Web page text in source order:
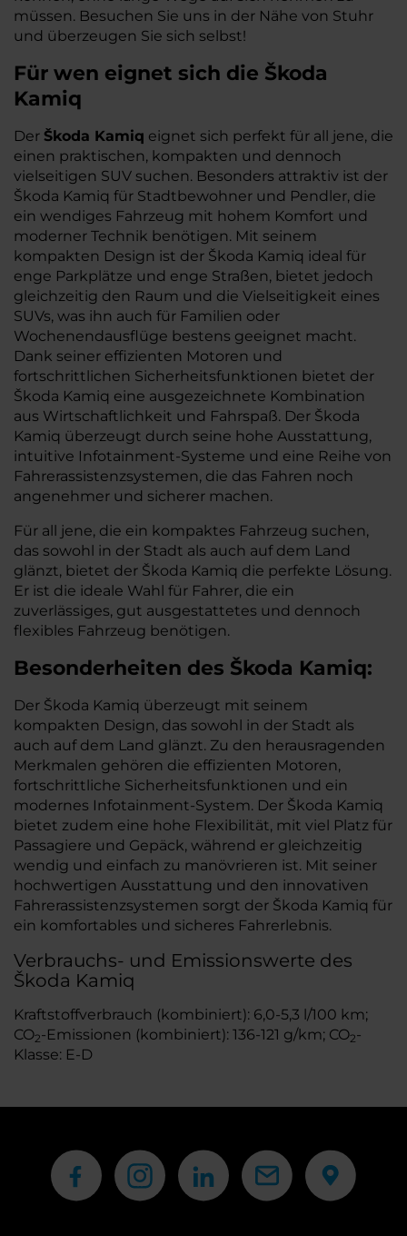
müssen. Besuchen Sie uns in der Nähe von Stuhr
und überzeugen Sie sich selbst!
Für wen eignet sich die Škoda
Kamiq
Der Škoda Kamiq eignet sich perfekt für all jene, die
einen praktischen, kompakten und dennoch
vielseitigen SUV suchen. Besonders attraktiv ist der
Škoda Kamiq für Stadtbewohner und Pendler, die
ein wendiges Fahrzeug mit hohem Komfort und
moderner Technik benötigen. Mit seinem
kompakten Design ist der Škoda Kamiq ideal für
enge Parkplätze und enge Straßen, bietet jedoch
gleichzeitig den Raum und die Vielseitigkeit eines
SUVs, was ihn auch für Familien oder
Wochenendausflüge bestens geeignet macht.
Dank seiner effizienten Motoren und
fortschrittlichen Sicherheitsfunktionen bietet der
Škoda Kamiq eine ausgezeichnete Kombination
aus Wirtschaftlichkeit und Fahrspaß. Der Škoda
Kamiq überzeugt durch seine hohe Ausstattung,
intuitive Infotainment-Systeme und eine Reihe von
Fahrerassistenzsystemen, die das Fahren noch
angenehmer und sicherer machen.
Für all jene, die ein kompaktes Fahrzeug suchen,
das sowohl in der Stadt als auch auf dem Land
glänzt, bietet der Škoda Kamiq die perfekte Lösung.
Er ist die ideale Wahl für Fahrer, die ein
zuverlässiges, gut ausgestattetes und dennoch
flexibles Fahrzeug benötigen.
Besonderheiten des Škoda Kamiq:
Der Škoda Kamiq überzeugt mit seinem
kompakten Design, das sowohl in der Stadt als
auch auf dem Land glänzt. Zu den herausragenden
Merkmalen gehören die effizienten Motoren,
fortschrittliche Sicherheitsfunktionen und ein
modernes Infotainment-System. Der Škoda Kamiq
bietet zudem eine hohe Flexibilität, mit viel Platz für
Passagiere und Gepäck, während er gleichzeitig
wendig und einfach zu manövrieren ist. Mit seiner
hochwertigen Ausstattung und den innovativen
Fahrerassistenzsystemen sorgt der Škoda Kamiq für
ein komfortables und sicheres Fahrerlebnis.
Verbrauchs- und Emissionswerte des
Škoda Kamiq
Kraftstoffverbrauch (kombiniert): 6,0-5,3 l/100 km;
CO2-Emissionen (kombiniert): 136-121 g/km; CO2-
Klasse: E-D